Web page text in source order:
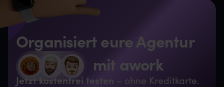
Organisiert eure Agentur
mit awork
Jetzt kostenfrei testen – ohne Kreditkarte.